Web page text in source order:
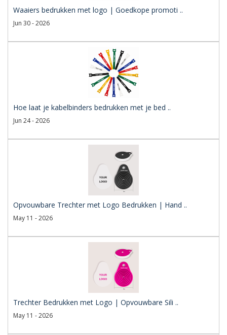
Waaiers bedrukken met logo | Goedkope promoti ..
Jun 30 - 2026
Hoe laat je kabelbinders bedrukken met je bed ..
Jun 24 - 2026
Opvouwbare Trechter met Logo Bedrukken | Hand ..
May 11 - 2026
Trechter Bedrukken met Logo | Opvouwbare Sili ..
May 11 - 2026